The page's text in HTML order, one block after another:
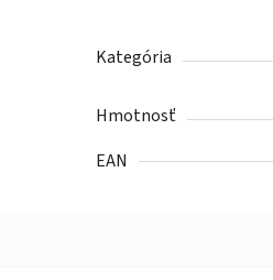
Kategória
Hmotnosť
EAN